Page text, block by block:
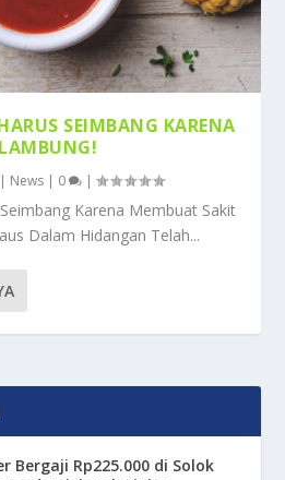
SEIMBANG KARENA
News | 0 |
Karena Membuat Sakit
Dalam Hidangan Telah...
Bergaji Rp225.000 di Solok